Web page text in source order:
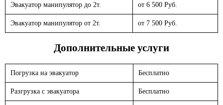
Эвакуатор манипулятор до 2т. от 6 500 Руб.
Эвакуатор манипулятор от 2т. от 7 500 Руб.
Дополнительные услуги
Погрузка на эвакуатор Бесплатно
Разгрузка с эвакуатора Бесплатно